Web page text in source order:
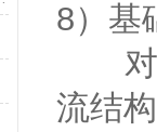
8）基
对气
流结